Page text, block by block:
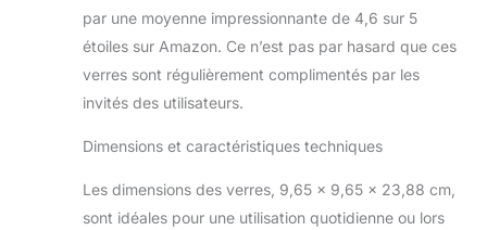
par une moyenne impressionnante de 4,6 sur 5
étoiles sur Amazon. Ce n’est pas par hasard que ces
verres sont régulièrement complimentés par les
invités des utilisateurs.
Dimensions et caractéristiques techniques
Les dimensions des verres, 9,65 x 9,65 x 23,88 cm,
sont idéales pour une utilisation quotidienne ou lors